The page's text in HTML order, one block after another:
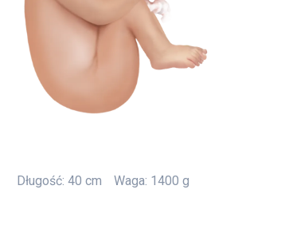
Długość: 40 cm Waga: 1400 g